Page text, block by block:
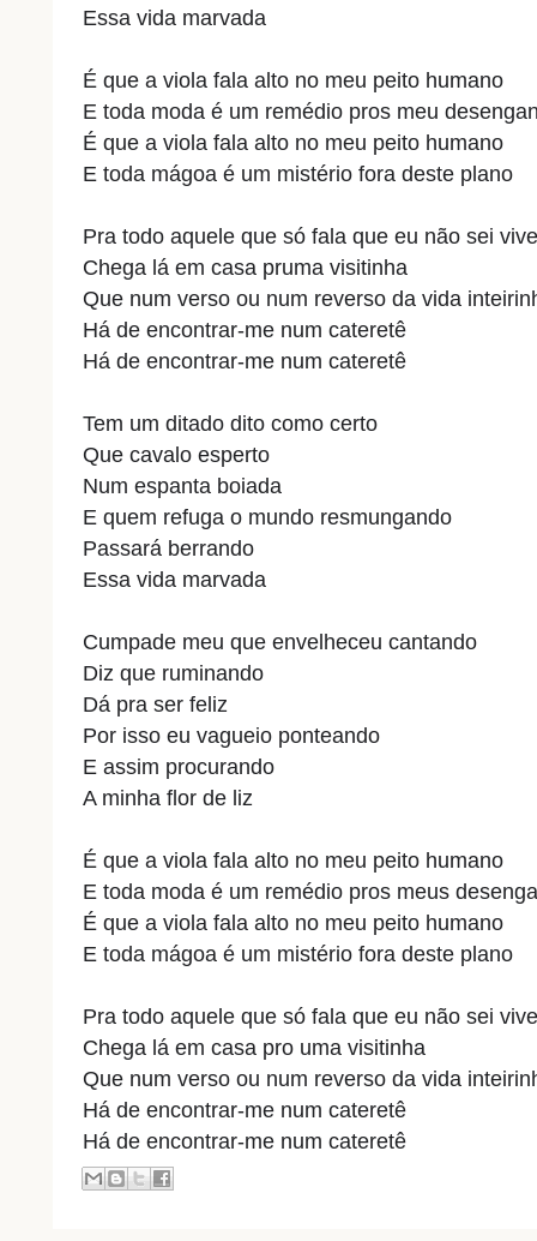
Essa vida marvada
É que a viola fala alto no meu peito humano
E toda moda é um remédio pros meu
É que a viola fala alto no meu peito humano
E toda mágoa é um mistério fora deste plano
Pra todo aquele que só fala que eu não sei
Chega lá em casa pruma visitinha
Que num verso ou num reverso da vida
Há de encontrar-me num cateretê
Há de encontrar-me num cateretê
Tem um ditado dito como certo
Que cavalo esperto
Num espanta boiada
E quem refuga o mundo resmungando
Passará berrando
Essa vida marvada
Cumpade meu que envelheceu cantando
Diz que ruminando
Dá pra ser feliz
Por isso eu vagueio ponteando
E assim procurando
A minha flor de liz
É que a viola fala alto no meu peito humano
E toda moda é um remédio pros meus
É que a viola fala alto no meu peito humano
E toda mágoa é um mistério fora deste plano
Pra todo aquele que só fala que eu não sei
Chega lá em casa pro uma visitinha
Que num verso ou num reverso da vida
Há de encontrar-me num cateretê
Há de encontrar-me num cateretê